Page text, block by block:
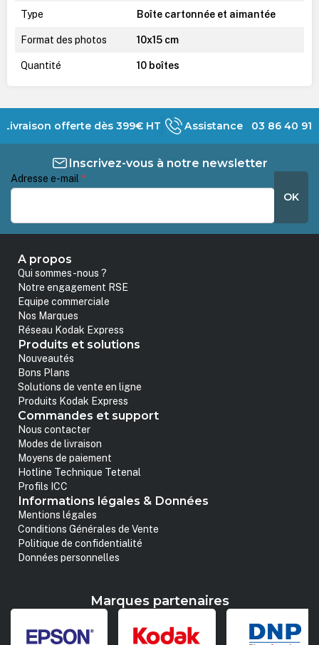
Type Boîte cartonnée et aimantée
Format des photos 10x15 cm
Quantité 10 boîtes
Livraison offerte dès 399€ HT Assistance 03 86 40 91
Inscrivez-vous à notre newsletter
Adresse e-mail *
OK
A propos
Qui sommes-nous ?
Notre engagement RSE
Equipe commerciale
Nos Marques
Réseau Kodak Express
Produits et solutions
Nouveautés
Bons Plans
Solutions de vente en ligne
Produits Kodak Express
Commandes et support
Nous contacter
Modes de livraison
Moyens de paiement
Hotline Technique Tetenal
Profils ICC
Informations légales & Données
Mentions légales
Conditions Générales de Vente
Politique de confidentialité
Données personnelles
Marques partenaires